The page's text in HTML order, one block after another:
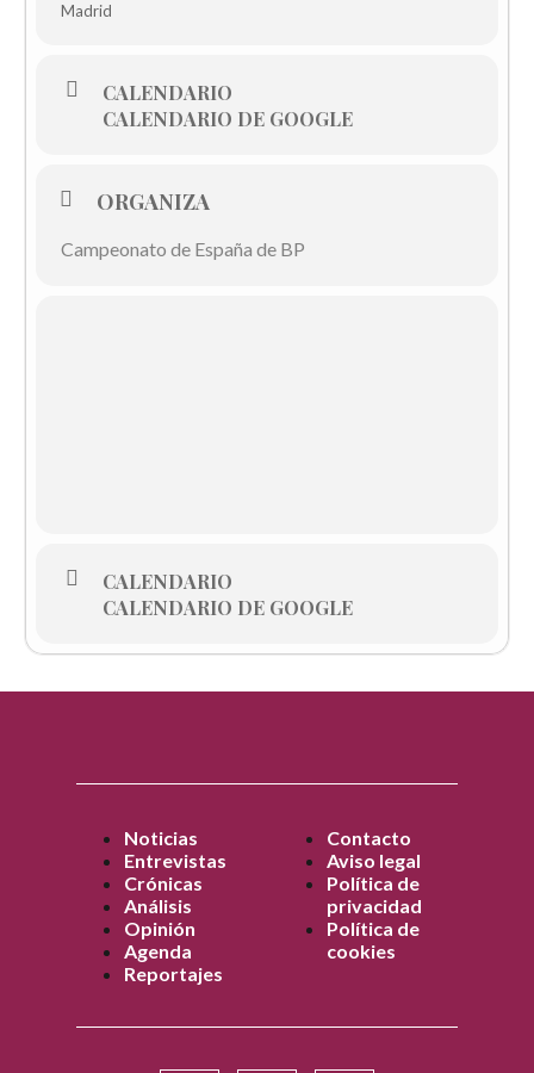
Madrid
CALENDARIO
CALENDARIO DE GOOGLE
ORGANIZA
Campeonato de España de BP
CALENDARIO
CALENDARIO DE GOOGLE
Noticias
Entrevistas
Crónicas
Análisis
Opinión
Agenda
Reportajes
Contacto
Aviso legal
Política de
privacidad
Política de
cookies